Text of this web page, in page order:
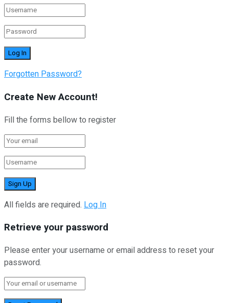
Forgotten Password?
Create New Account!
Fill the forms bellow to register
All fields are required. Log In
Retrieve your password
Please enter your username or email address to reset your
password.